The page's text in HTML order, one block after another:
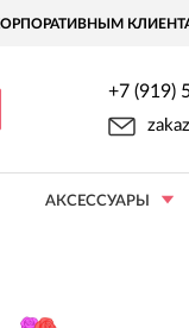
+7 (919)
АКСЕССУАРЫ